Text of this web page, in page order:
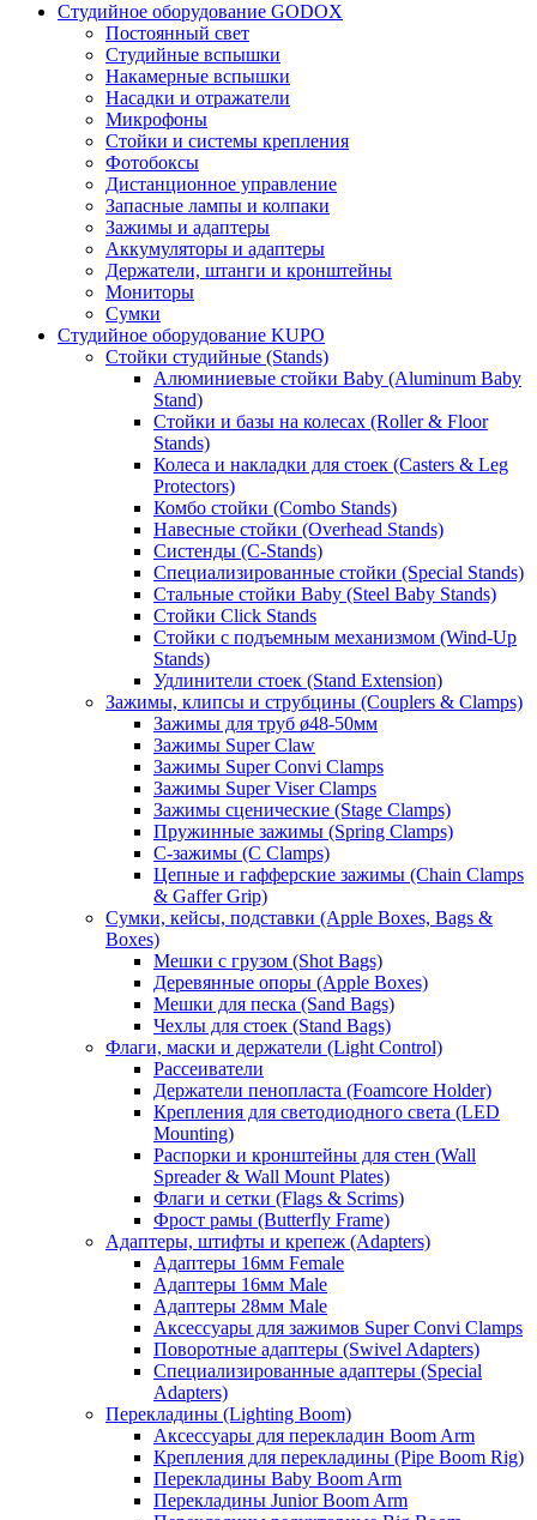
Студийное оборудование GODOX
Постоянный свет
Студийные вспышки
Накамерные вспышки
Насадки и отражатели
Микрофоны
Стойки и системы крепления
Фотобоксы
Дистанционное управление
Запасные лампы и колпаки
Зажимы и адаптеры
Аккумуляторы и адаптеры
Держатели, штанги и кронштейны
Мониторы
Сумки
Студийное оборудование KUPO
Стойки студийные (Stands)
Алюминиевые стойки Baby (Aluminum Baby
Stand)
Стойки и базы на колесах (Roller & Floor
Stands)
Колеса и накладки для стоек (Casters & Leg
Protectors)
Комбо стойки (Combo Stands)
Навесные стойки (Overhead Stands)
Систенды (C-Stands)
Специализированные стойки (Special Stands)
Стальные стойки Baby (Steel Baby Stands)
Стойки Click Stands
Стойки с подъемным механизмом (Wind-Up
Stands)
Удлинители стоек (Stand Extension)
Зажимы, клипсы и струбцины (Couplers & Clamps)
Зажимы для труб ø48-50мм
Зажимы Super Claw
Зажимы Super Convi Clamps
Зажимы Super Viser Clamps
Зажимы сценические (Stage Clamps)
Пружинные зажимы (Spring Clamps)
С-зажимы (C Clamps)
Цепные и гафферские зажимы (Chain Clamps
& Gaffer Grip)
Сумки, кейсы, подставки (Apple Boxes, Bags &
Boxes)
Мешки с грузом (Shot Bags)
Деревянные опоры (Apple Boxes)
Мешки для песка (Sand Bags)
Чехлы для стоек (Stand Bags)
Флаги, маски и держатели (Light Control)
Рассеиватели
Держатели пенопласта (Foamcore Holder)
Крепления для светодиодного света (LED
Mounting)
Распорки и кронштейны для стен (Wall
Spreader & Wall Mount Plates)
Флаги и сетки (Flags & Scrims)
Фрост рамы (Butterfly Frame)
Адаптеры, штифты и крепеж (Adapters)
Адаптеры 16мм Female
Адаптеры 16мм Male
Адаптеры 28мм Male
Аксессуары для зажимов Super Convi Clamps
Поворотные адаптеры (Swivel Adapters)
Специализированные адаптеры (Special
Adapters)
Перекладины (Lighting Boom)
Аксессуары для перекладин Boom Arm
Крепления для перекладины (Pipe Boom Rig)
Перекладины Baby Boom Arm
Перекладины Junior Boom Arm